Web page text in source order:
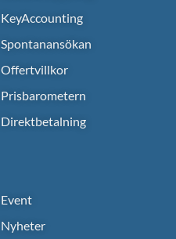
KeyAccounting
Spontanansökan
Offertvillkor
Prisbarometern
Direktbetalning
Event
Nyheter